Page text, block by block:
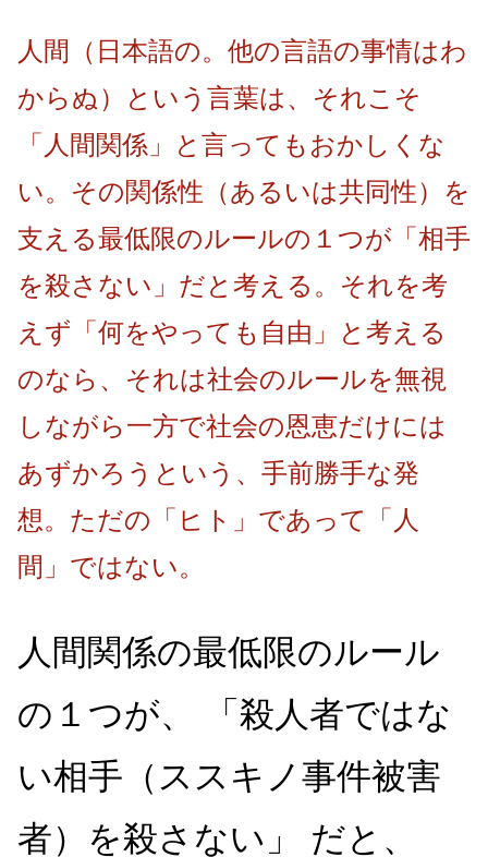
人間（日本語の。他の言語の事情はわ
からぬ）という言葉は、それこそ
「人間関係」と言ってもおかしくな
い。その関係性（あるいは共同性）を
支える最低限のルールの１つが「相手
を殺さない」だと考える。それを考
えず「何をやっても自由」と考える
のなら、それは社会のルールを無視
しながら一方で社会の恩恵だけには
あずかろうという、手前勝手な発
想。ただの「ヒト」であって「人
間」ではない。
人間関係の最低限のルール
の１つが、 「殺人者ではな
い相手（ススキノ事件被害
者）を殺さない」 だと、